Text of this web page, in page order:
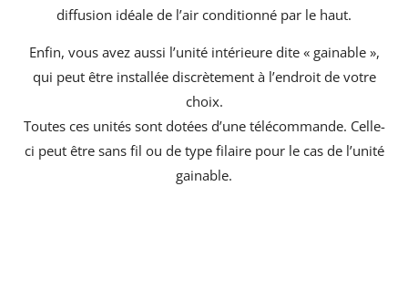
diffusion idéale de l’air conditionné par le haut.
Enfin, vous avez aussi l’unité intérieure dite « gainable »,
qui peut être installée discrètement à l’endroit de votre
choix.
Toutes ces unités sont dotées d’une télécommande. Celle-
ci peut être sans fil ou de type filaire pour le cas de l’unité
gainable.